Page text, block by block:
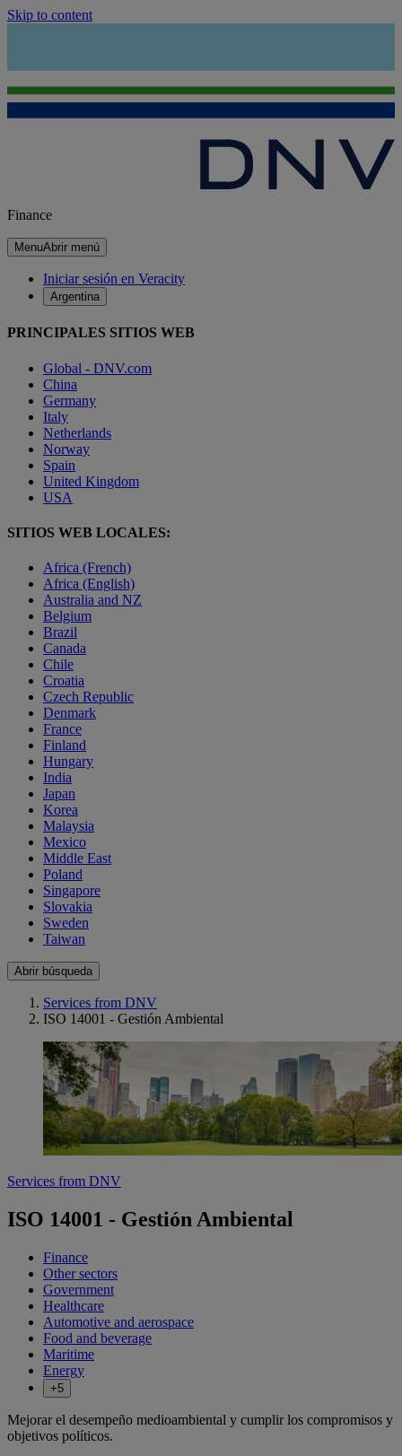
Skip to content
Finance
MenuAbrir menú
Iniciar sesión en Veracity
Argentina
PRINCIPALES SITIOS WEB
Global - DNV.com
China
Germany
Italy
Netherlands
Norway
Spain
United Kingdom
USA
SITIOS WEB LOCALES:
Africa (French)
Africa (English)
Australia and NZ
Belgium
Brazil
Canada
Chile
Croatia
Czech Republic
Denmark
France
Finland
Hungary
India
Japan
Korea
Malaysia
Mexico
Middle East
Poland
Singapore
Slovakia
Sweden
Taiwan
Abrir búsqueda
Services from DNV
ISO 14001 - Gestión Ambiental
Services from DNV
ISO 14001 - Gestión Ambiental
Finance
Other sectors
Government
Healthcare
Automotive and aerospace
Food and beverage
Maritime
Energy
+5
Mejorar el desempeño medioambiental y cumplir los compromisos y
objetivos políticos.